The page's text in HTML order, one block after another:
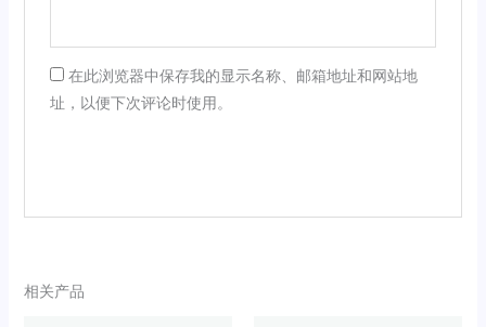
在此浏览器中保存我的显示名称、邮箱地址和网站地
址，以便下次评论时使用。
相关产品